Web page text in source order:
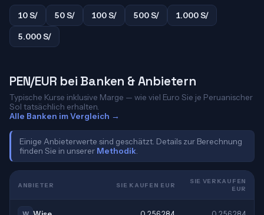
10 S/ 50 S/ 100 S/ 500 S/
1.000 S/
5.000 S/
PEN/EUR bei Banken & Anbietern
Typische Kurse inklusive Marge — wie viel Euro Sie je Peruanischer
Sol tatsächlich erhalten.
Alle Banken im Vergleich →
Einige Anbieterwerte sind geschätzt. Details zur Berechnung
finden Sie in unserer Methodik
ANBIETER SIE KAUFEN EUR
SIE VERKAUFEN
EUR